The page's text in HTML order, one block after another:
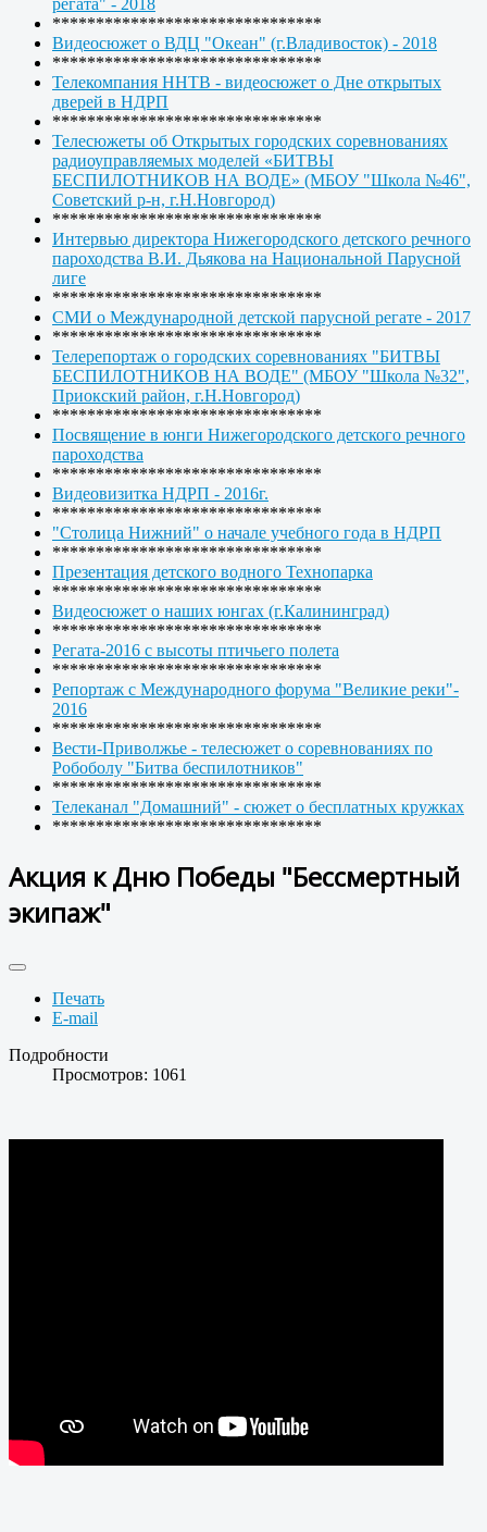
*******************************
Видеосюжет о ВДЦ "Океан" (г.Владивосток) - 2018
*******************************
Телекомпания ННТВ - видеосюжет о Дне открытых
дверей в НДРП
*******************************
Телесюжеты об Открытых городских соревнованиях
радиоуправляемых моделей «БИТВЫ
БЕСПИЛОТНИКОВ НА ВОДЕ» (МБОУ "Школа №46",
Советский р-н, г.Н.Новгород)
*******************************
Интервью директора Нижегородского детского речного
пароходства В.И. Дьякова на Национальной Парусной
лиге
*******************************
СМИ о Международной детской парусной регате - 2017
*******************************
Телерепортаж о городских соревнованиях "БИТВЫ
БЕСПИЛОТНИКОВ НА ВОДЕ" (МБОУ "Школа №32",
Приокский район, г.Н.Новгород)
*******************************
Посвящение в юнги Нижегородского детского речного
пароходства
*******************************
Видеовизитка НДРП - 2016г.
*******************************
"Столица Нижний" о начале учебного года в НДРП
*******************************
Презентация детского водного Технопарка
*******************************
Видеосюжет о наших юнгах (г.Калининград)
*******************************
Регата-2016 с высоты птичьего полета
*******************************
Репортаж с Международного форума "Великие реки"-
2016
*******************************
Вести-Приволжье - телесюжет о соревнованиях по
Робоболу "Битва беспилотников"
*******************************
Телеканал "Домашний" - сюжет о бесплатных кружках
*******************************
Акция к Дню Победы "Бессмертный
экипаж"
Печать
E-mail
Подробности
Просмотров: 1061